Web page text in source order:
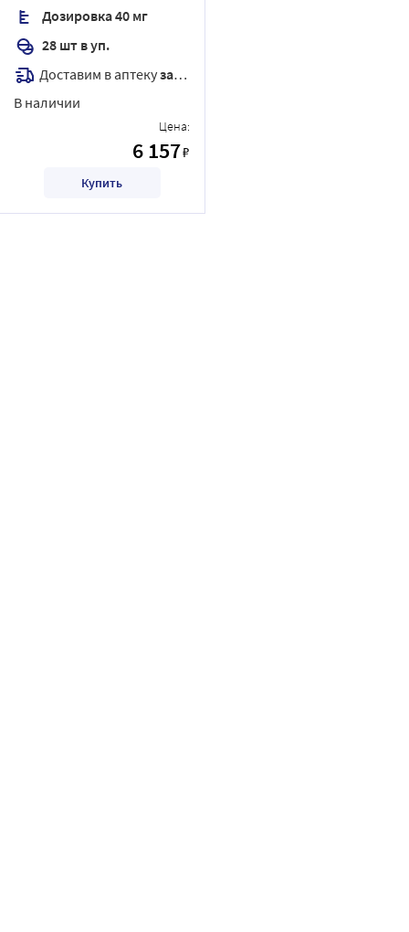
Дозировка 40 мг
28 шт в уп.
Доставим в аптекузавтра
В наличии
Цена:
6 157₽
Купить